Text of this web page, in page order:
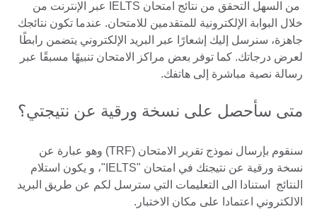
من السهل التحقق من نتائج امتحان IELTS عبر الإنترنت من
خلال البوابة الإلكترونية للمتقدمين للامتحان. عندما تكون نتائجك
جاهزة، سنرسل إليك إشعارًا عبر البريد الإلكتروني يتضمن رابطًا
لعرض درجاتك. كما توفر بعض مراكز الامتحان تنبيهًا مسبقًا عبر
رسالة نصية مباشرة إلى هاتفك.
متى سأحصل على نسخة ورقية عن نتيجتي؟
سنقوم بإرسال نموذج تقرير الامتحان (TRF) وهو عبارة عن
نسخة ورقية عن نتيجتك في امتحان "IELTS"، و يكون استلام
النتائج استنادا الى التعليمات التي سترسل لكم عن طريق البريد
الالكتروني اعتمادا على مكان الاختبار.